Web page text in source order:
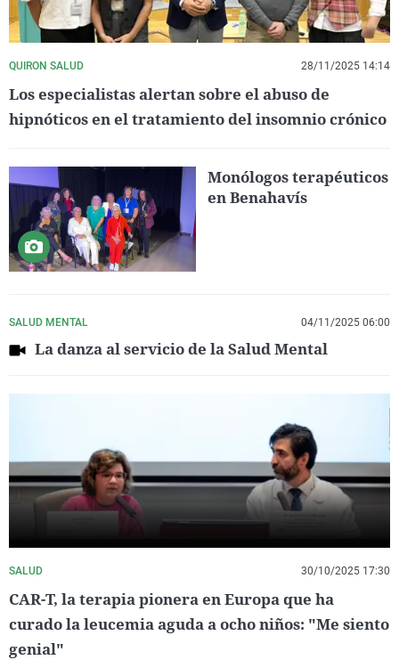
QUIRON SALUD 28/11/2025 14:14
Los especialistas alertan sobre el abuso de
hipnóticos en el tratamiento del insomnio crónico
Monólogos terapéuticos
en Benahavís
SALUD MENTAL 04/11/2025 06:00
La danza al servicio de la Salud Mental
SALUD 30/10/2025 17:30
CAR-T, la terapia pionera en Europa que ha
curado la leucemia aguda a ocho niños: "Me siento
genial"